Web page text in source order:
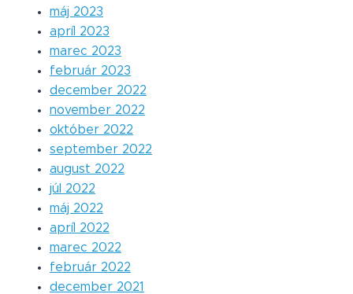
máj 2023
apríl 2023
marec 2023
február 2023
december 2022
november 2022
október 2022
september 2022
august 2022
júl 2022
máj 2022
apríl 2022
marec 2022
február 2022
december 2021